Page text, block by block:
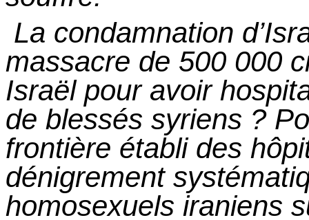
La condamnation
massacre de 500 000
Israël pour avoir
de blessés syriens ?
frontière établi des
dénigrement
homosexuels iraniens